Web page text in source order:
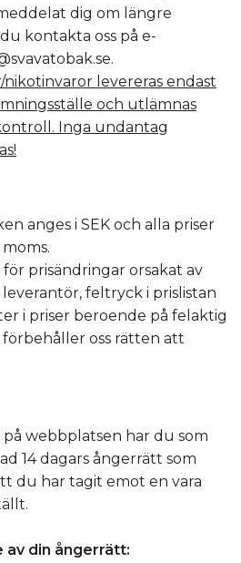
dig om längre
kontakta oss på e-
.
levereras endast
och utlämnas
Inga undantag
anges i SEK och alla priser
för prisändringar orsakat av
feltryck i prislistan
i priser beroende på felaktig
oss rätten att
på webbplatsen har du som
14 dagars ångerrätt som
du har tagit emot en vara
av din ångerrätt: